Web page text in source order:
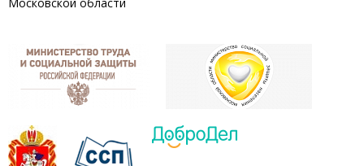
Московской области